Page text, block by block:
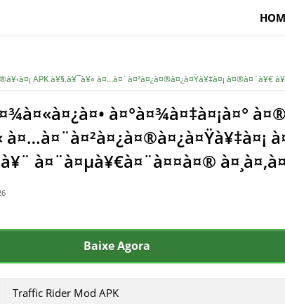
APK à¥§.à¥¯à¥« à¤…à¤¨à¤²à¤¿à¤®à¤¿à¤Ÿà¥‡à¤¡ à¤®à¤¨à¥€
à¤°à¤¾à¤‡à¤¡à¤°
à¤…à¤¨à¤²à¤¿à¤®à¤¿à¤Ÿà¥‡à¤¡
à¤¨à¤µà¥€à¤¨à¤¤à¤®
Baixe Agora
Traffic Rider Mod APK